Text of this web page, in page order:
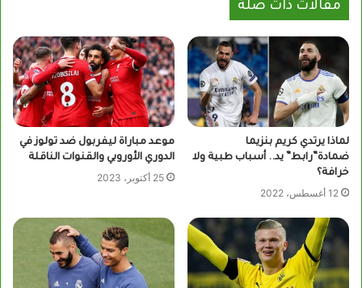
مقالات ذات صلة
لماذا يرتدي كريم بنزيما
ضمادة”رابط” يد.. أسباب طبية ولا
خرافة؟
12 أغسطس، 2022
موعد مباراة ليفربول ضد تولوز في
الدوري الأوروبي والقنوات الناقلة
25 أكتوبر، 2023